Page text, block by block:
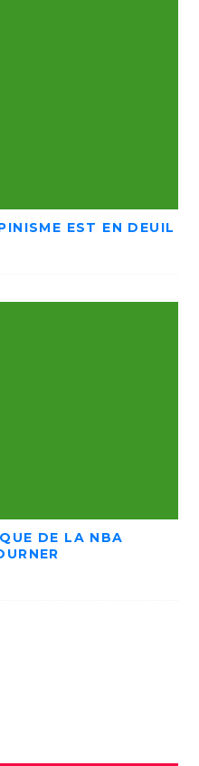
EST EN DEUIL
DE LA NBA